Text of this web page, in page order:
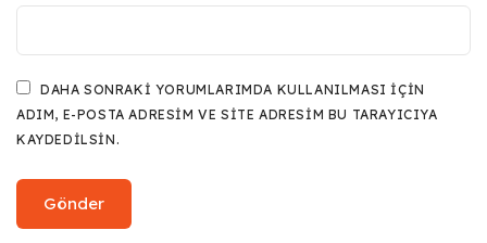
DAHA SONRAKI YORUMLARIMDA KULLANILMASI IÇIN
ADIM, E-POSTA ADRESIM VE SITE ADRESIM BU TARAYICIYA
KAYDEDILSIN.